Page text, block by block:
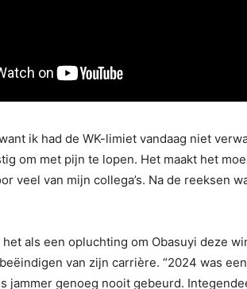
ik had de WK-limiet vandaag niet
om met pijn te lopen. Het maakt het
veel van mijn collega’s. Na de reeksen
als een opluchting om Obasuyi deze
van zijn carrière. “2024 was
jammer genoeg nooit gebeurd.